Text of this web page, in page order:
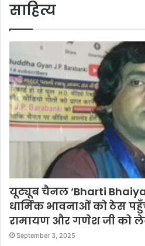
साहित्य
यूट्यूब चैनल ‘Bharti
धार्मिक भावनाओं को ठेस
रामायण और गणेश जी को
September 3, 2025